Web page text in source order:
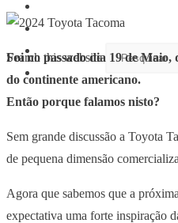
Search this website
Foi no passado dia 19 de Maio,
do continente americano.
Então porque falamos nisto?
Sem grande discussão a Toyota
de pequena dimensão
Agora que sabemos que a
expectativa uma forte inspiração